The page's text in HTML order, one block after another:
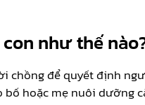
như thế
chồng để quyết định
hoặc mẹ nuôi dưỡng